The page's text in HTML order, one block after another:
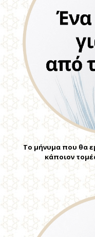
Το μήνυμα που θα
κάποιον